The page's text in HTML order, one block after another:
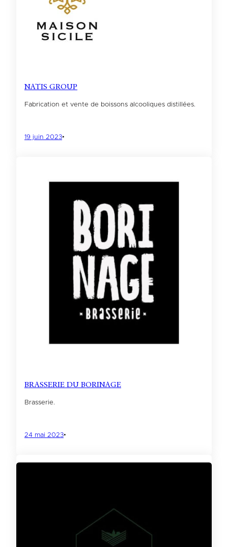
NATIS GROUP
Fabrication et vente de boissons alcooliques distillées.
19 juin 2023•
BRASSERIE DU BORINAGE
Brasserie.
24 mai 2023•